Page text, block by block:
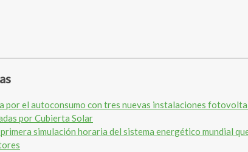
por Cubierta Solar